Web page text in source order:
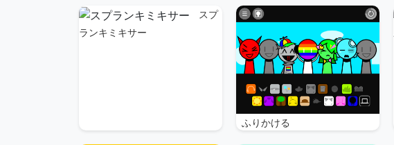
スプ
ランキミキサー
ふりかける